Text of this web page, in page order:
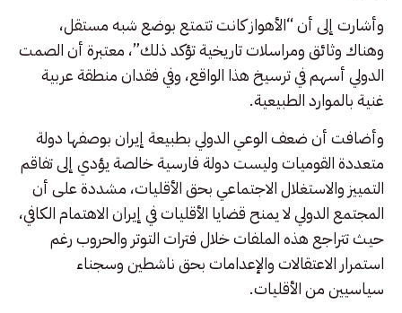
وأشارت إلى أن “الأهواز كانت تتمتع بوضع شبه مستقل،
وهناك وثائق ومراسلات تاريخية تؤكد ذلك”، معتبرة أن الصمت
الدولي أسهم في ترسيخ هذا الواقع، وفي فقدان منطقة عربية
غنية بالموارد الطبيعية.
وأضافت أن ضعف الوعي الدولي بطبيعة إيران بوصفها دولة
متعددة القوميات وليست دولة فارسية خالصة يؤدي إلى تفاقم
التمييز والاستغلال الاجتماعي بحق الأقليات، مشددة على أن
المجتمع الدولي لا يمنح قضايا الأقليات في إيران الاهتمام الكافي،
حيث تتراجع هذه الملفات خلال فترات التوتر والحروب رغم
استمرار الاعتقالات والإعدامات بحق ناشطين وسجناء
سياسيين من الأقليات.